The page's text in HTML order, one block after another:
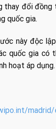
thay đổi đồng
quốc gia.
này độc
quốc gia có
hoạt áp dụng.
madrid/